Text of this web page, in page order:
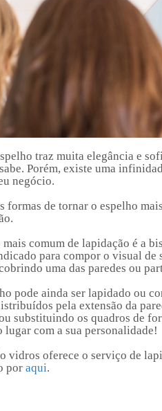
traz muita elegância e
Porém, existe uma
negócio.
formas de tornar o espelho
comum de lapidação é a
para compor o visual de
uma das paredes ou
pode ainda ser lapidado ou
pela extensão da
substituindo os quadros de
lugar com a sua personalidade!
vidros oferece o serviço de
por aqui.